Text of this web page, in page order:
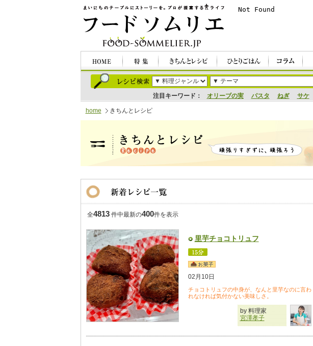
注目キーワード： オリーブの実 パスタ ねぎ サケ
home きちんとレシピ
全4813件中最新の400件を表示
里芋チョコトリュフ
02月10日
チョコトリュフの中身が、なんと里芋なのに言わ
れなければ気付かない美味しさ。
by 料理家
宮澤孝子